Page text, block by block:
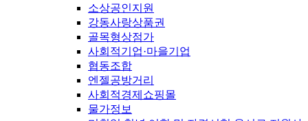
소상공인지원
강동사랑상품권
골목형상점가
사회적기업·마을기업
협동조합
엔젤공방거리
사회적경제쇼핑몰
물가정보